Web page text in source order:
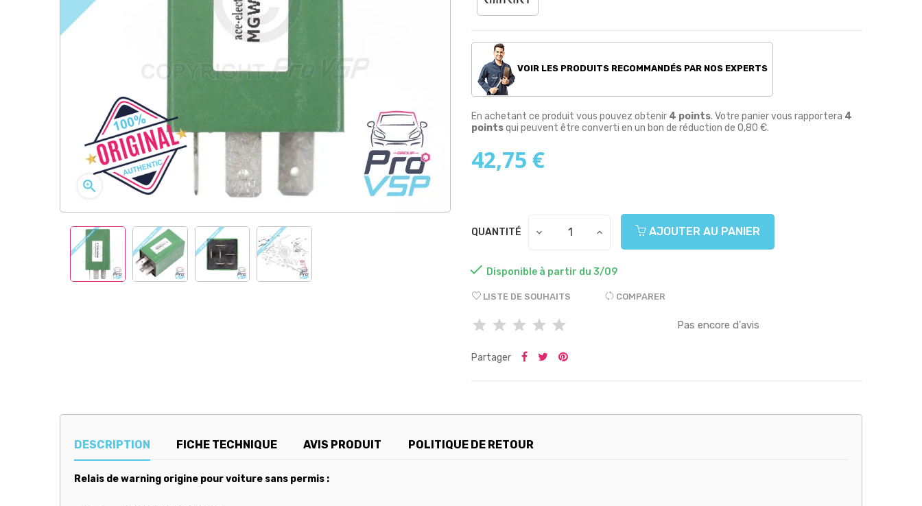

VOIR LES PRODUITS RECOMMANDÉS PAR NOS EXPERTS
En achetant ce produit vous pouvez obtenir 4 points. Votre panier vous rapportera 4
pointsqui peuvent être converti en un bon de réduction de 0,80 €.
42,75 €
QUANTITÉ AJOUTER AU PANIER
 Disponible à partir du 3/09
LISTE DE SOUHAITS COMPARER
Pas encore d'avis
Partager
DESCRIPTION FICHE TECHNIQUE AVIS PRODUIT POLITIQUE DE RETOUR
Relais de warning origine pour voiture sans permis :